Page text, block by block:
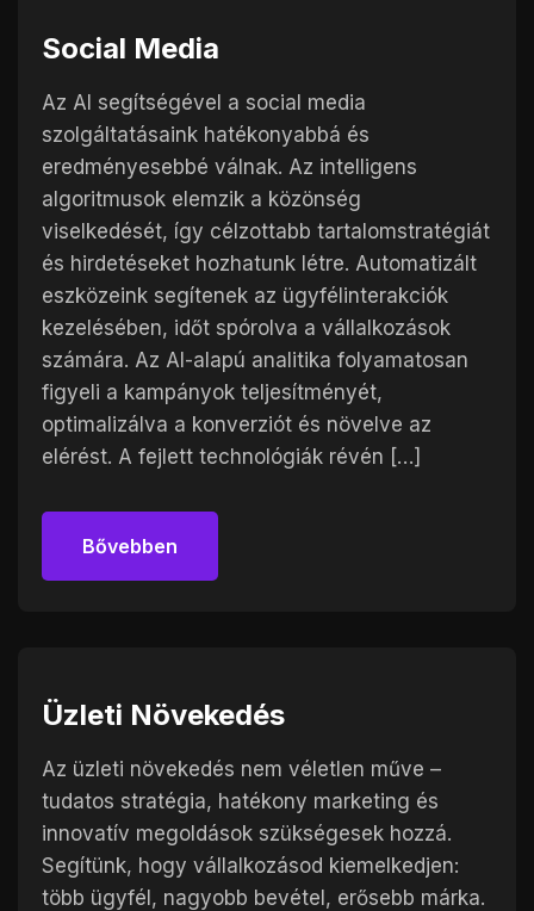
Social Media
Az AI segítségével a social media
szolgáltatásaink hatékonyabbá és
eredményesebbé válnak. Az intelligens
algoritmusok elemzik a közönség
viselkedését, így célzottabb tartalomstratégiát
és hirdetéseket hozhatunk létre. Automatizált
eszközeink segítenek az ügyfélinterakciók
kezelésében, időt spórolva a vállalkozások
számára. Az AI-alapú analitika folyamatosan
figyeli a kampányok teljesítményét,
optimalizálva a konverziót és növelve az
elérést. A fejlett technológiák révén […]
Bővebben
Üzleti Növekedés
Az üzleti növekedés nem véletlen műve –
tudatos stratégia, hatékony marketing és
innovatív megoldások szükségesek hozzá.
Segítünk, hogy vállalkozásod kiemelkedjen:
több ügyfél, nagyobb bevétel, erősebb márka.